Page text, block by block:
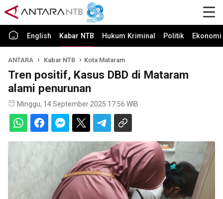
English Kabar NTB Hukum Kriminal Politik
ANTARA Kabar NTB Kota Mataram
Tren positif, Kasus DBD di Mataram
alami penurunan
Minggu, 14 September 2025 17:56 WIB